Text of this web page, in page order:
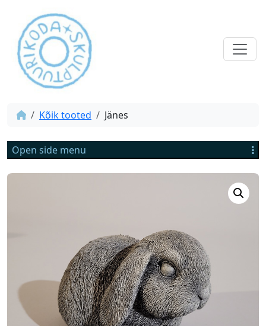
Kõik tooted Jänes
Open side menu